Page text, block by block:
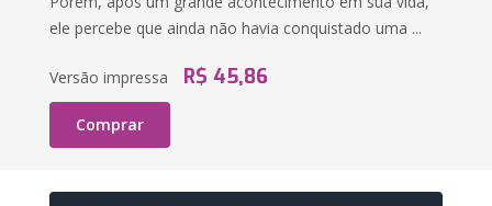
ele percebe que ainda não havia conquistado uma ...
Versão impressa R$ 45,86
Comprar